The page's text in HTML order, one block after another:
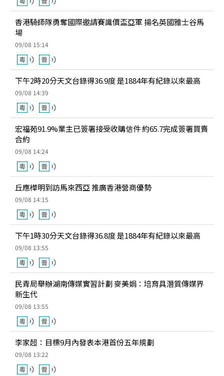
香港騎師隊勇奪國際邀請賽識價盃亞軍 揚名英國雅士谷馬
場
09/08 15:14
下午2時20分天文台錄得36.9度 是1884年有紀錄以來最高
09/08 14:39
宏福苑91.9%業主已簽署接受收購信件 約65.7完成簽署買賣
合約
09/08 14:24
丘應樺明到訪馬來西亞 推廣香港營商優勢
09/08 14:15
下午1時30分天文台錄得36.8度 是1884年有紀錄以來最高
09/08 13:55
民青局舉辦湖南傳媒實習計劃 麥美娟：培育具潛質傳媒界
新生代
09/08 13:55
李家超：目標9月內發表本港首份五年規劃
09/08 13:22